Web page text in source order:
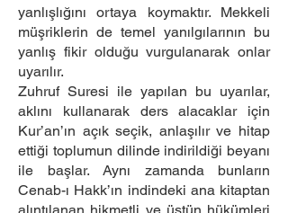
yanlışlığını ortaya koymaktır. Mekkeli
müşriklerin de temel yanılgılarının bu
yanlış fikir olduğu vurgulanarak onlar
uyarılır.
Zuhruf Suresi ile yapılan bu uyarılar,
aklını kullanarak ders alacaklar için
Kur’an’ın açık seçik, anlaşılır ve hitap
ettiği toplumun dilinde indirildiği beyanı
ile başlar. Aynı zamanda bunların
Cenab-ı Hakk’ın indindeki ana kitaptan